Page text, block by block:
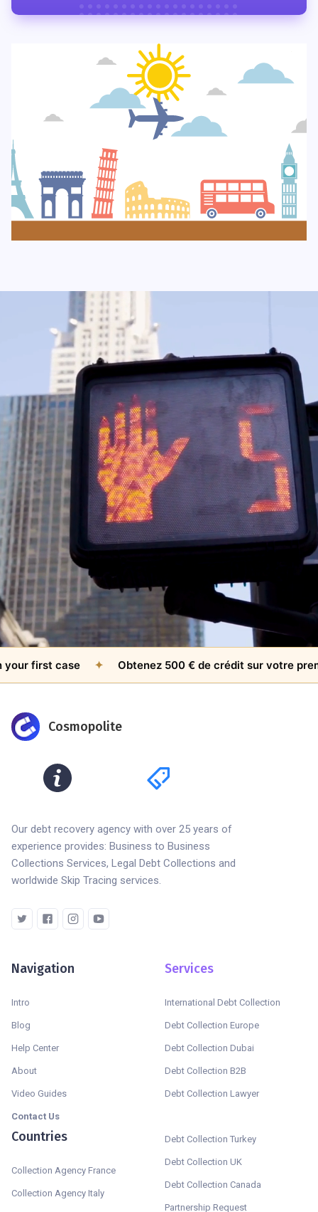
first case ✦ Obtenez 500 € de crédit sur votre premier
Cosmopolite
Our debt recovery agency with over 25 years of
experience provides: Business to Business
Collections Services, Legal Debt Collections and
worldwide Skip Tracing services.
Navigation
Intro
Blog
Help Center
About
Video Guides
Contact Us
Services
International Debt Collection
Debt Collection Europe
Debt Collection Dubai
Debt Collection B2B
Debt Collection Lawyer
Countries
Collection Agency France
Collection Agency Italy
Debt Collection Turkey
Debt Collection UK
Debt Collection Canada
Partnership Request